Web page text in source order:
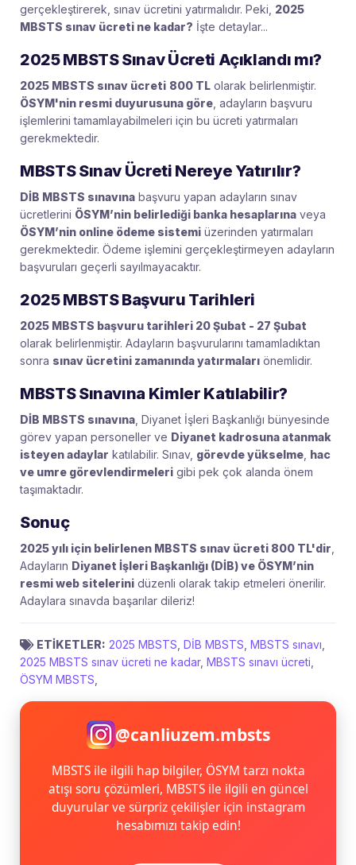
gerçekleştirerek, sınav ücretini yatırmalıdır. Peki, 2025
MBSTS sınav ücreti ne kadar? İşte detaylar...
2025 MBSTS Sınav Ücreti Açıklandı mı?
2025 MBSTS sınav ücreti 800 TL olarak belirlenmiştir.
ÖSYM'nin resmi duyurusuna göre , adayların başvuru
işlemlerini tamamlayabilmeleri için bu ücreti yatırmaları
gerekmektedir.
MBSTS Sınav Ücreti Nereye Yatırılır?
DİB MBSTS sınavına başvuru yapan adayların sınav
ücretlerini ÖSYM’nin belirlediği banka hesaplarına veya
ÖSYM’nin online ödeme sistemi üzerinden yatırmaları
gerekmektedir. Ödeme işlemini gerçekleştirmeyen adayların
başvuruları geçerli sayılmayacaktır.
2025 MBSTS Başvuru Tarihleri
2025 MBSTS başvuru tarihleri 20 Şubat - 27 Şubat
olarak belirlenmiştir. Adayların başvurularını tamamladıktan
sonra sınav ücretini zamanında yatırmaları önemlidir.
MBSTS Sınavına Kimler Katılabilir?
DİB MBSTS sınavına , Diyanet İşleri Başkanlığı bünyesinde
görev yapan personeller ve Diyanet kadrosuna atanmak
isteyen adaylar katılabilir. Sınav, görevde yükselme hac
ve umre görevlendirmeleri gibi pek çok alanda önem
taşımaktadır.
Sonuç
2025 yılı için belirlenen MBSTS sınav ücreti 800 TL'dir
Adayların Diyanet İşleri Başkanlığı (DİB) ve ÖSYM’nin
resmi web sitelerini düzenli olarak takip etmeleri önerilir.
Adaylara sınavda başarılar dileriz!
ETİKETLER: 2025 MBSTS DİB MBSTS MBSTS sınavı
2025 MBSTS sınav ücreti ne kadar, MBSTS sınavı ücreti
ÖSYM MBSTS
@canliuzem.mbsts
MBSTS ile ilgili hap bilgiler, ÖSYM tarzı nokta
atışı soru çözümleri, MBSTS ile ilgili en güncel
duyurular ve sürpriz çekilişler için instagram
hesabımızı takip edin!